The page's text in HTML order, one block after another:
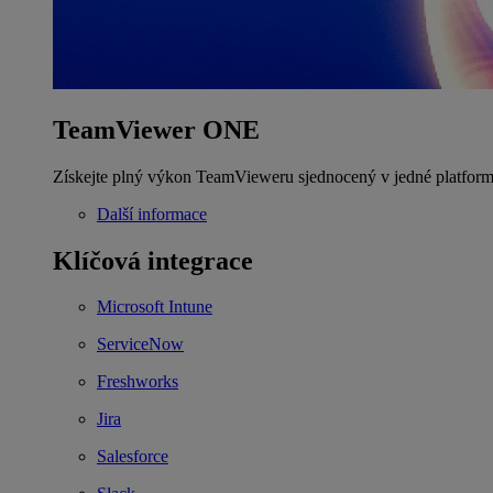
TeamViewer ONE
Získejte plný výkon TeamVieweru sjednocený v jedné
Další informace
Klíčová integrace
Microsoft Intune
ServiceNow
Freshworks
Jira
Salesforce